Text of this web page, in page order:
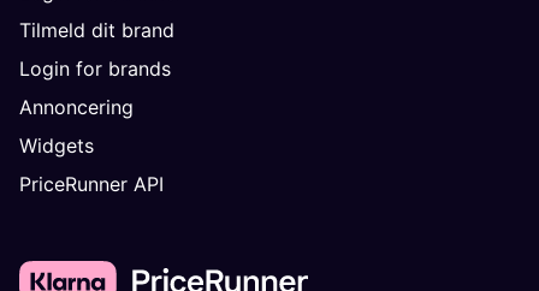
Tilmeld dit brand
Login for brands
Annoncering
Widgets
PriceRunner API